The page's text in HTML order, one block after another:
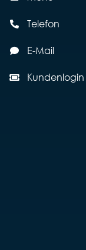
Telefon
E-Mail
Kundenlogin